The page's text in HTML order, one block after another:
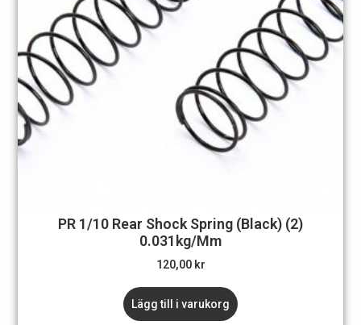
PR 1/10 Rear Shock Spring (Black) (2)
0.031kg/mm
120,00 kr
Lägg till i varukorg